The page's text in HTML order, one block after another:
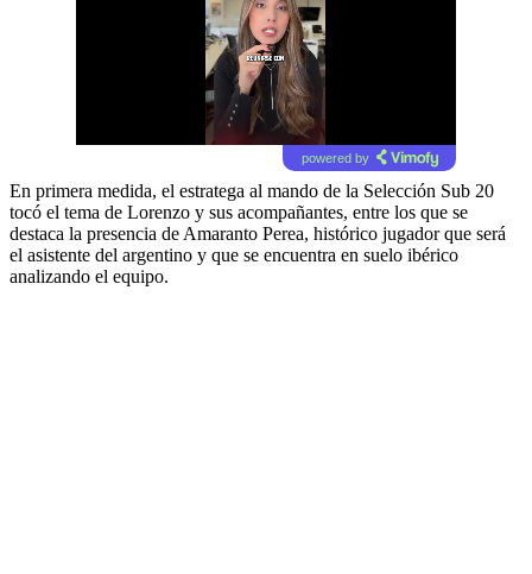
powered by
En primera medida, el estratega al mando de la Selección Sub 20
tocó el tema de Lorenzo y sus acompañantes, entre los que se
destaca la presencia de Amaranto Perea, histórico jugador que será
el asistente del argentino y que se encuentra en suelo ibérico
analizando el equipo.